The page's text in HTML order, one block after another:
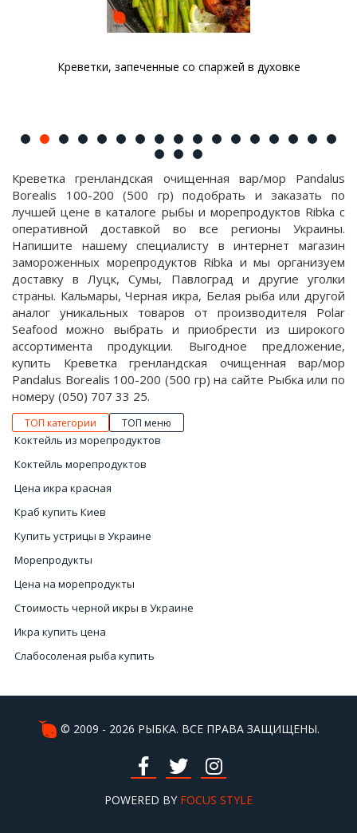
Креветки, запеченные со спаржей в духовке
Креветка гренландская очищенная вар/мор Pandalus
Borealis 100-200 (500 гр) подобрать и заказать по
лучшей цене в каталоге рыбы и морепродуктов Ribka с
оперативной доставкой во все регионы Украины.
Напишите нашему специалисту в интернет магазин
замороженных морепродуктов Ribka и мы организуем
доставку в Луцк, Сумы, Павлоград и другие уголки
страны. Кальмары, Черная икра, Белая рыба или другой
аналог уникальных товаров от производителя Polar
Seafood можно выбрать и приобрести из широкого
ассортимента продукции. Выгодное предложение,
купить Креветка гренландская очищенная вар/мор
Pandalus Borealis 100-200 (500 гр) на сайте Рыбка или по
номеру (050) 707 33 25.
ТОП категории ТОП меню
Коктейль из морепродуктов
Коктейль морепродуктов
Цена икра красная
Краб купить Киев
Купить устрицы в Украине
Морепродукты
Цена на морепродукты
Стоимость черной икры в Украине
Икра купить цена
Слабосоленая рыба купить
Купить краба Киев
Стоимость натуральной черной икры
© 2009 - 2026 РЫБКА. ВСЕ ПРАВА ЗАЩИЩЕНЫ.
POWERED BY FOCUS STYLE